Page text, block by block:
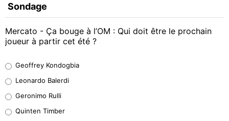
Sondage
Mercato - Ça bouge à l’OM : Qui doit être le prochain
joueur à partir cet été ?
38%
32%
Geoffrey Kondogbia
Leonardo Balerdi
Geronimo Rulli
Quinten Timber